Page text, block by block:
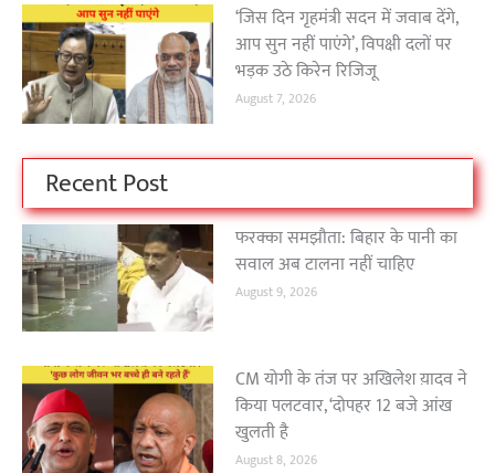
‘जिस दिन गृहमंत्री सदन में जवाब देंगे,
आप सुन नहीं पाएंगे’, विपक्षी दलों पर
भड़क उठे किरेन रिजिजू
August 7, 2026
Recent Post
फरक्का समझौता: बिहार के पानी का
सवाल अब टालना नहीं चाहिए
August 9, 2026
CM योगी के तंज पर अखिलेश य़ादव ने
किया पलटवार, ‘दोपहर 12 बजे आंख
खुलती है
August 8, 2026